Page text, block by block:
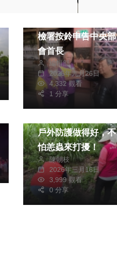
社會
檢署按鈴申告中央部
會首長
編輯部
2025年九月26日
4,332 觀看
1 分享
戶外防護做得好，不
怕恙蟲來打擾！
陳朝枝
2026年三月16日
3,999 觀看
0 分享